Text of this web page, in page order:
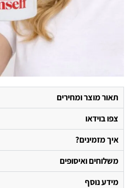
תאור מוצר ומחירים
צפו בוידאו
איך מזמינים?
משלוחים ואיסופים
מידע נוסף